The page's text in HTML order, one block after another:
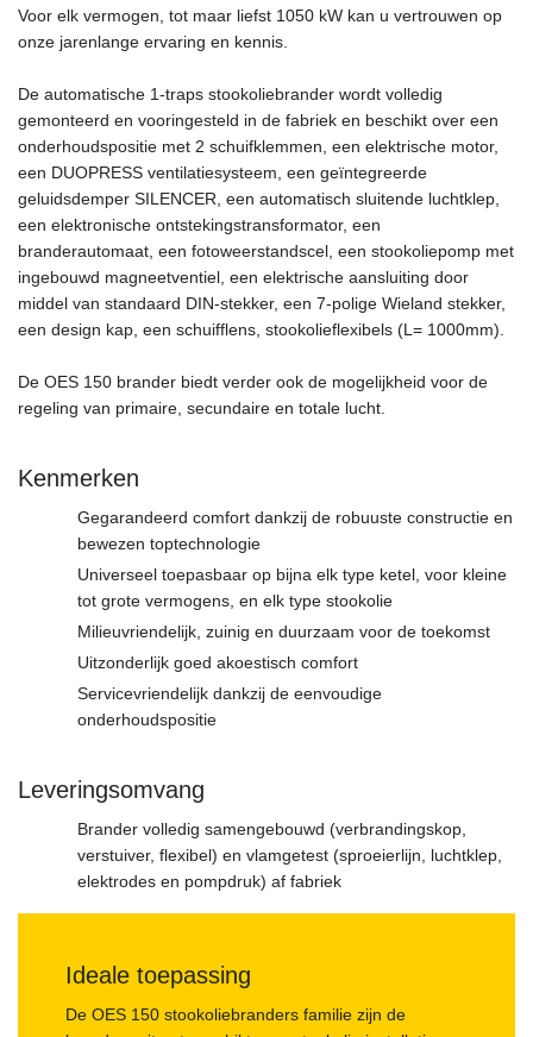
Voor elk vermogen, tot maar liefst 1050 kW kan u vertrouwen op
onze jarenlange ervaring en kennis.
De automatische 1-traps stookoliebrander wordt volledig
gemonteerd en vooringesteld in de fabriek en beschikt over een
onderhoudspositie met 2 schuifklemmen, een elektrische motor,
een DUOPRESS ventilatiesysteem, een geïntegreerde
geluidsdemper SILENCER, een automatisch sluitende luchtklep,
een elektronische ontstekingstransformator, een
branderautomaat, een fotoweerstandscel, een stookoliepomp met
ingebouwd magneetventiel, een elektrische aansluiting door
middel van standaard DIN-stekker, een 7-polige Wieland stekker,
een design kap, een schuifflens, stookolieflexibels (L= 1000mm).
De OES 150 brander biedt verder ook de mogelijkheid voor de
regeling van primaire, secundaire en totale lucht.
Kenmerken
Gegarandeerd comfort dankzij de robuuste constructie en
bewezen toptechnologie
Universeel toepasbaar op bijna elk type ketel, voor kleine
tot grote vermogens, en elk type stookolie
Milieuvriendelijk, zuinig en duurzaam voor de toekomst
Uitzonderlijk goed akoestisch comfort
Servicevriendelijk dankzij de eenvoudige
onderhoudspositie
Leveringsomvang
Brander volledig samengebouwd (verbrandingskop,
verstuiver, flexibel) en vlamgetest (sproeierlijn, luchtklep,
elektrodes en pompdruk) af fabriek
Ideale toepassing
De OES 150 stookoliebranders familie zijn de